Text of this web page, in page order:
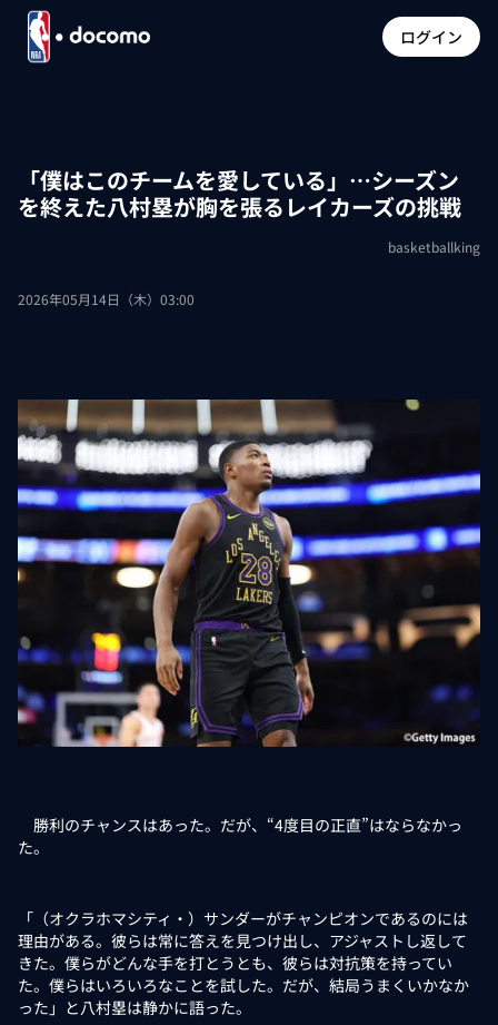
ログイン
「僕はこのチームを愛している」…シーズン
を終えた八村塁が胸を張るレイカーズの挑戦
basketballking
2026年05月14日（木）03:00
勝利のチャンスはあった。だが、“4度目の正直”はならなかっ
た。
「（オクラホマシティ・）サンダーがチャンピオンであるのには
理由がある。彼らは常に答えを見つけ出し、アジャストし返して
きた。僕らがどんな手を打とうとも、彼らは対抗策を持ってい
た。僕らはいろいろなことを試した。だが、結局うまくいかなか
った」と八村塁は静かに語った。